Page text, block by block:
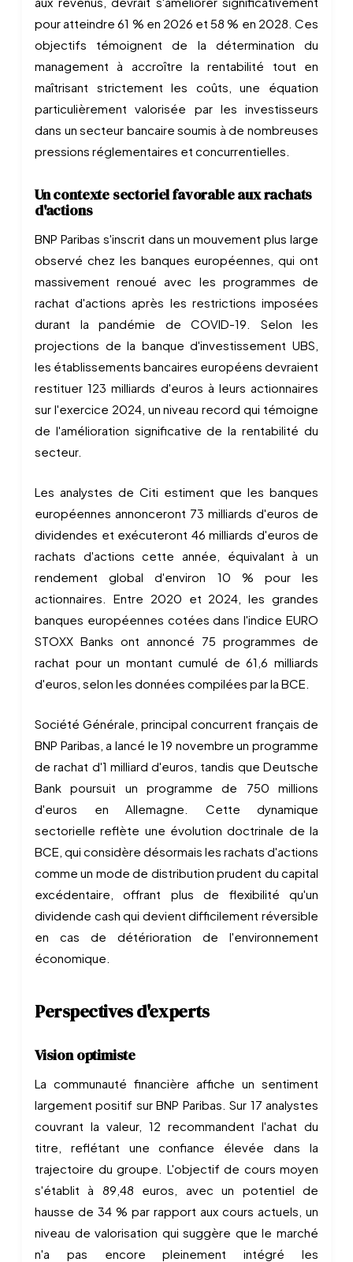
pour atteindre 61 % en 2026 et 58 % en 2028. Ces
objectifs témoignent de la détermination du
management à accroître la rentabilité tout en
maîtrisant strictement les coûts, une équation
particulièrement valorisée par les investisseurs
dans un secteur bancaire soumis à de nombreuses
pressions réglementaires et concurrentielles.
Un contexte sectoriel favorable aux rachats
d'actions
BNP Paribas s'inscrit dans un mouvement plus large
observé chez les banques européennes, qui ont
massivement renoué avec les programmes de
rachat d'actions après les restrictions imposées
durant la pandémie de COVID-19. Selon les
projections de la banque d'investissement UBS,
les établissements bancaires européens devraient
restituer 123 milliards d'euros à leurs actionnaires
sur l'exercice 2024, un niveau record qui témoigne
de l'amélioration significative de la rentabilité du
secteur.
Les analystes de Citi estiment que les banques
européennes annonceront 73 milliards d'euros de
dividendes et exécuteront 46 milliards d'euros de
rachats d'actions cette année, équivalant à un
rendement global d'environ 10 % pour les
actionnaires. Entre 2020 et 2024, les grandes
banques européennes cotées dans l'indice EURO
STOXX Banks ont annoncé 75 programmes de
rachat pour un montant cumulé de 61,6 milliards
d'euros, selon les données compilées par la BCE.
Société Générale, principal concurrent français de
BNP Paribas, a lancé le 19 novembre un programme
de rachat d'1 milliard d'euros, tandis que Deutsche
Bank poursuit un programme de 750 millions
d'euros en Allemagne. Cette dynamique
sectorielle reflète une évolution doctrinale de la
BCE, qui considère désormais les rachats d'actions
comme un mode de distribution prudent du capital
excédentaire, offrant plus de flexibilité qu'un
dividende cash qui devient difficilement réversible
en cas de détérioration de l'environnement
économique.
Perspectives d'experts
Vision optimiste
La communauté financière affiche un sentiment
largement positif sur BNP Paribas. Sur 17 analystes
couvrant la valeur, 12 recommandent l'achat du
titre, reflétant une confiance élevée dans la
trajectoire du groupe. L'objectif de cours moyen
s'établit à 89,48 euros, avec un potentiel de
hausse de 34 % par rapport aux cours actuels, un
niveau de valorisation qui suggère que le marché
n'a pas encore pleinement intégré les